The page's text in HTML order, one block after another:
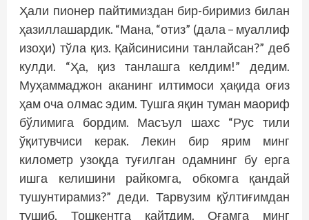
Ҳали пионер пайтимиздан бир-биримиз билан
ҳазиллашардик. “Мана, “отиз” (дала – муаллиф
изоҳи) тўла қиз. Қайсинисини танлайсан?” деб
кулди. “Ҳа, қиз танлашга келдим!” дедим.
Муҳаммаджон аканинг илтимоси ҳақида оғиз
ҳам оча олмас эдим. Тушга яқин туман маориф
бўлимига бордим. Масъул шахс “Рус тили
ўқитувчиси керак. Лекин бир ярим минг
километр узоқда туғилган одамнинг бу ерга
ишга келишини райкомга, обкомга қандай
тушунтирамиз?” деди. Тарвузим қўлтиғимдан
тушиб, Тошкентга қайтдим. Оғамга минг